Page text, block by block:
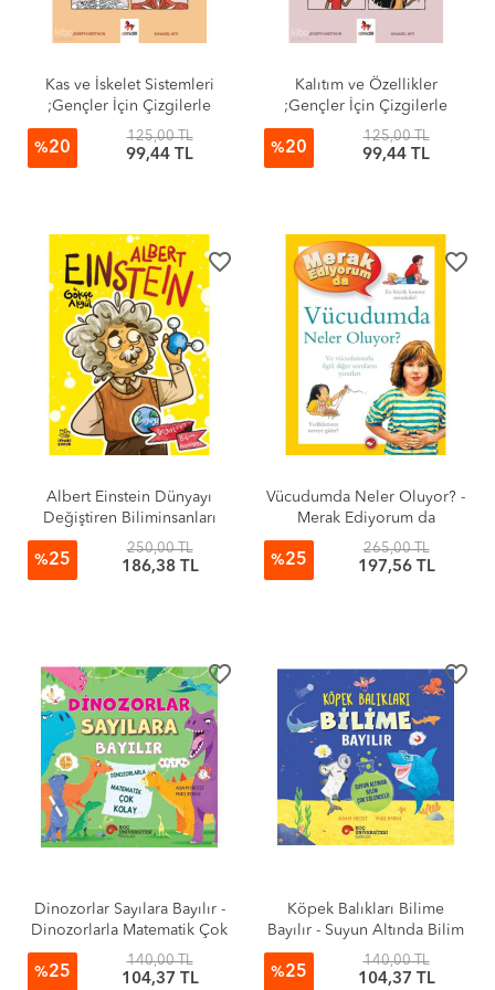
Kas ve İskelet Sistemleri
;Gençler İçin Çizgilerle
Bilim
%20
125,00 TL
99,44 TL
Kalıtım ve Özellikler
;Gençler İçin Çizgilerle
Bilim
%20
125,00 TL
99,44 TL
favorite_border
Albert Einstein Dünyayı
Değiştiren Biliminsanları
%25
250,00 TL
186,38 TL
favorite_border
Vücudumda Neler Oluyor? -
Merak Ediyorum da
%25
265,00 TL
197,56 TL
favorite_border
Dinozorlar Sayılara Bayılır -
Dinozorlarla Matematik Çok
Kolay
%25
140,00 TL
104,37 TL
favorite_border
Köpek Balıkları Bilime
Bayılır - Suyun Altında Bilim
Çok Eğlenceli!
%25
140,00 TL
104,37 TL